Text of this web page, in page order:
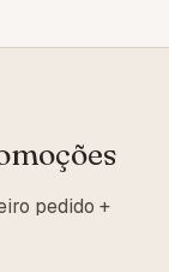
pedido +